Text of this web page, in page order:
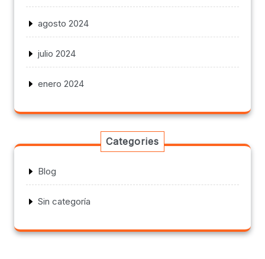
agosto 2024
julio 2024
enero 2024
Categories
Blog
Sin categoría